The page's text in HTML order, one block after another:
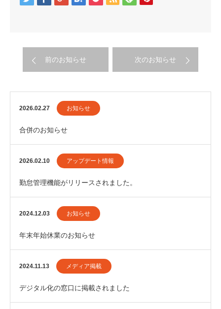
前のお知らせ 次のお知らせ
2026.02.27 お知らせ
合併のお知らせ
2026.02.10 アップデート情報
勤怠管理機能がリリースされました。
2024.12.03 お知らせ
年末年始休業のお知らせ
2024.11.13 メディア掲載
デジタル化の窓口に掲載されました